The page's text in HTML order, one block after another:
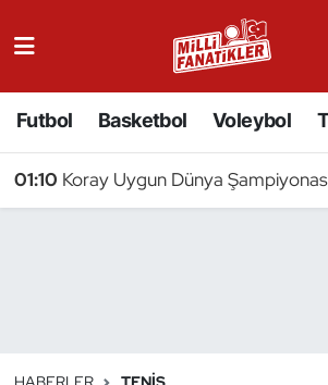
Futbol Basketbol Voleybol
01:10 Koray Uygun Dünya
Badminton